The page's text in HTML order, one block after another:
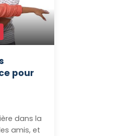
pour
dans la
amis, et